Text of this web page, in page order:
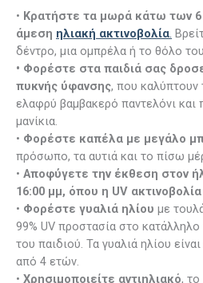
• Κρατήστε τα μωρά κάτω των 6
άμεση ηλιακή ακτινοβολία.
δέντρο, μια ομπρέλα ή το θόλο
• Φορέστε στα παιδιά σας
πυκνής ύφανσης, που
ελαφρύ βαμβακερό παντελόνι και
μανίκια.
• Φορέστε καπέλα με μεγάλο
πρόσωπο, τα αυτιά και το πίσω
• Αποφύγετε την έκθεση στον
16:00 μμ, όπου η UV
• Φορέστε γυαλιά ηλίου με
99% UV προστασία στο
του παιδιού. Τα γυαλιά ηλίου
από 4 ετών.
• Χρησιμοποιείτε αντιηλιακό, το